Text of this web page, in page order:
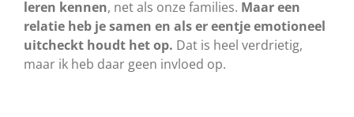
leren kennen, net als onze families. Maar een
relatie heb je samen en als er eentje emotioneel
uitcheckt houdt het op. Dat is heel verdrietig,
maar ik heb daar geen invloed op.